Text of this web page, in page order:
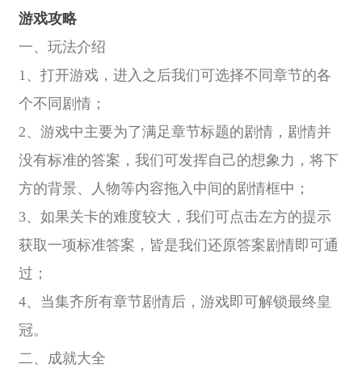
游戏攻略
一、玩法介绍
1、打开游戏，进入之后我们可选择不同章节的各
个不同剧情；
2、游戏中主要为了满足章节标题的剧情，剧情并
没有标准的答案，我们可发挥自己的想象力，将下
方的背景、人物等内容拖入中间的剧情框中；
3、如果关卡的难度较大，我们可点击左方的提示
获取一项标准答案，皆是我们还原答案剧情即可通
过；
4、当集齐所有章节剧情后，游戏即可解锁最终皇
冠。
二、成就大全